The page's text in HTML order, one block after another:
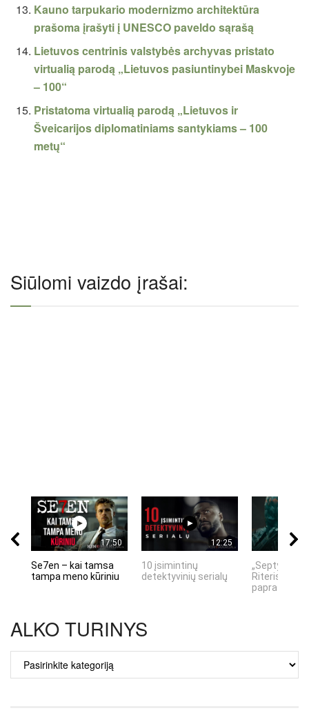
Kauno tarpukario modernizmo architektūra
prašoma įrašyti į UNESCO paveldo sąrašą
Lietuvos centrinis valstybės archyvas pristato
virtualią parodą „Lietuvos pasiuntinybei Maskvoje
– 100“
Pristatoma virtualią parodą „Lietuvos ir
Šveicarijos diplomatiniams santykiams – 100
metų“
Siūlomi vaizdo įrašai:
17:50
Se7en – kai tamsa
tampa meno kūriniu
12:25
10 įsimintinų
detektyvinių serialų
„Septynių
Riteris" – kai
ALKO TURINYS
TURINYS